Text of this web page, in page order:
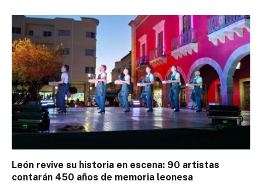
León revive su historia en escena: 90 artistas
contarán 450 años de memoria leonesa